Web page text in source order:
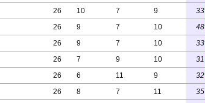
26 10 7 9 33
26 9 7 10 48
26 9 7 10 33
26 7 9 10 31
26 6 11 9 32
26 8 7 11 35